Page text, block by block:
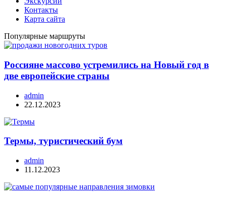
Контакты
Карта сайта
Популярные маршруты
Россияне массово устремились на Новый год в
две европейские страны
admin
22.12.2023
Термы, туристический бум
admin
11.12.2023